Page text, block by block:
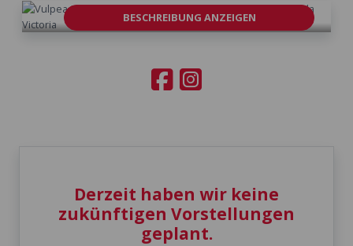
BESCHREIBUNG ANZEIGEN
Derzeit haben wir keine
zukünftigen Vorstellungen
geplant.